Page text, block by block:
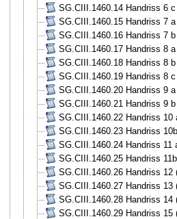
SG.CIII.1460.14 Handriss 6 c
SG.CIII.1460.15 Handriss 7 a
SG.CIII.1460.16 Handriss 7 b
SG.CIII.1460.17 Handriss 8 a
SG.CIII.1460.18 Handriss 8 b
SG.CIII.1460.19 Handriss 8 c
SG.CIII.1460.20 Handriss 9 a
SG.CIII.1460.21 Handriss 9 b
SG.CIII.1460.22 Handriss 10
SG.CIII.1460.23 Handriss
SG.CIII.1460.24 Handriss 11
SG.CIII.1460.25 Handriss
SG.CIII.1460.26 Handriss 12
SG.CIII.1460.27 Handriss 13
SG.CIII.1460.28 Handriss 14
SG.CIII.1460.29 Handriss 15